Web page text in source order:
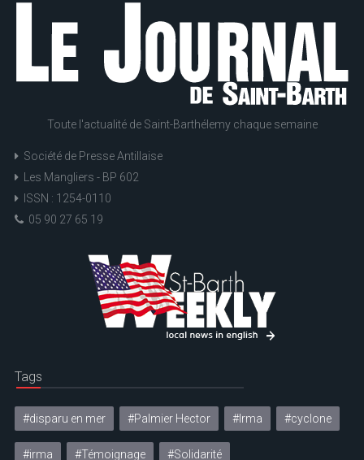
Toute l'actualité de Saint-Barthélemy chaque semaine
Société de Presse Antillaise
Les Mangliers - BP 602
ISSN : 1254-0110
05 90 27 65 19
Tags
#disparu en mer #Palmier Hector #Irma #cyclone
#irma #Témoignage #Solidarité